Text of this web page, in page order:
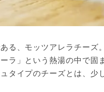
る、モッツアレラチー
ラ」という熱湯の中で
タイプのチーズとは、少